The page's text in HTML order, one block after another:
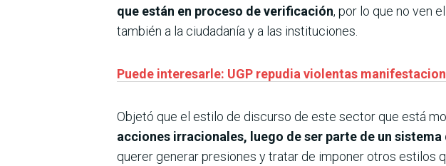
que están en proceso de verificación, por lo que no ven
también a la ciudadanía y a las instituciones.
Puede interesarle: UGP repudia violentas
Objetó que el estilo de discurso de este sector que está
acciones irracionales, luego de ser parte de un
querer generar presiones y tratar de imponer otros estilos